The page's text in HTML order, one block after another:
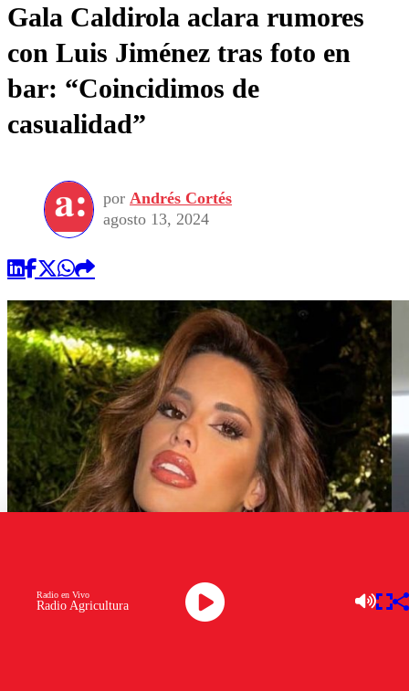
Gala Caldirola aclara rumores
con Luis Jiménez tras foto en
bar: “Coincidimos de
casualidad”
por Andrés Cortés
agosto 13, 2024
Radio Agricultura
Radio en Vivo